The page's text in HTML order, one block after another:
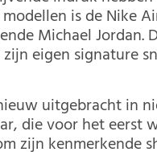
is de Nike
Michael Jordan.
eigen signature
uitgebracht in
die voor het
zijn kenmerkende